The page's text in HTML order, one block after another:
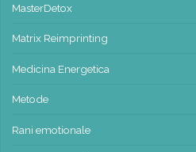
MasterDetox
Matrix Reimprinting
Medicina Energetica
Metode
Rani emotionale